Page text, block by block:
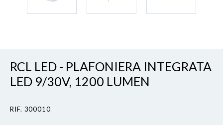
RCL LED - PLAFONIERA INTEGRATA
LED 9/30V, 1200 LUMEN
RIF. 300010